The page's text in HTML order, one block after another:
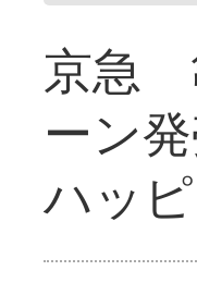
京急
ーン
ハッ